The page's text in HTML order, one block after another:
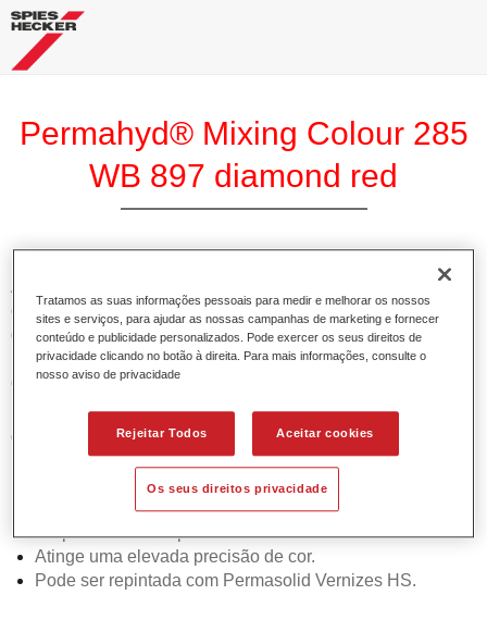
Permahyd® Mixing Colour 285
WB 897 diamond red
A Base Permahyd 285 Perlado é adequada para utilização
com Permahyd Base Bicamada Nacarada 285, um sistema
de base bicamada aquosa de alta qualidade. Está baseada
numa tecnologia especial de dispersão de poliuretano para
cores sólidas e de efeitos.
Características do produto
Permite uma aplicação simples e rápida numa operação
de 1.5 demãos.
Oferece boa estabilidade vertical.
Proporciona boa opacidade.
Atinge uma elevada precisão de cor.
Pode ser repintada com Permasolid Vernizes HS.
Tratamos as suas informações pessoais para medir e melhorar os nossos
sites e serviços, para ajudar as nossas campanhas de marketing e fornecer
conteúdo e publicidade personalizados. Pode exercer os seus direitos de
privacidade clicando no botão à direita. Para mais informações, consulte o
nosso aviso de privacidade
Rejeitar Todos Aceitar cookies
Os seus direitos privacidade